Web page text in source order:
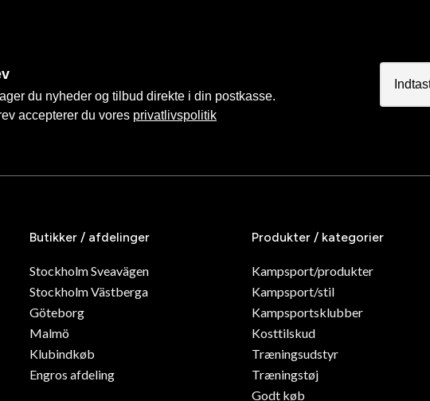
du nyheder og tilbud direkte i din postkasse.
accepterer du vores privatlivspolitik
Butikker / afdelinger
Stockholm Sveavägen
Stockholm Västberga
Göteborg
Malmö
Klubindkøb
Engros afdeling
Produkter / kategorier
Kampsport/produkter
Kampsport/stil
Kampsportsklubber
Kosttilskud
Træningsudstyr
Træningstøj
Godt køb